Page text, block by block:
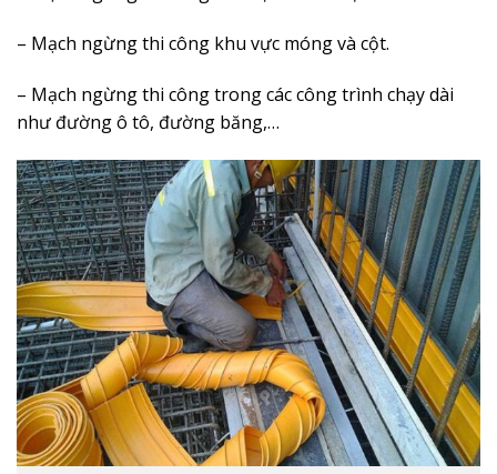
– Mạch ngừng thi công khu vực móng và cột.
– Mạch ngừng thi công trong các công trình chạy dài
như đường ô tô, đường băng,…